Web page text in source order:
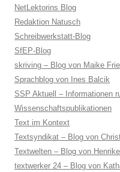
NetLektorins Blog
Redaktion Natusch
Schreibwerkstatt-Blog
SfEP-Blog
skriving – Blog von Maike Frie
Sprachblog von Ines Balcik
SSP Aktuell – Informationen
Wissenschaftspublikationen
Text im Kontext
Textsyndikat – Blog von
Textwelten – Blog von
textwerker 24 – Blog von